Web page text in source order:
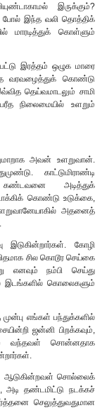
இருக்கும்?
போல் இந்த வலி தொத்திக்
மாரடித்துக் கொள்ளும்
இரத்தம் ஒழுக மாரை
வரவழைத்துக் கொண்டு
தெய்வமாடலும் சாமி
நிலைமையில் உளறும்
அவன் உளறுவான்.
காட்டுமிராண்டி
அடித்துக்
கொண்டு உடுக்கை,
அதனைத்
கோழி
சில கொடூர செய்கை
எனவும் நம்பி செய்து
இடங்களில் கொலைகளும்
எங்கள் பந்துக்களில்
ஜன்னி பிறக்கவும்,
வந்தவள் சொன்னதாக
ஆடுகின்றவள் சொல்லைக்
அடி தண்டமிட்டு நடக்கச்
செலுத்துவதுமான